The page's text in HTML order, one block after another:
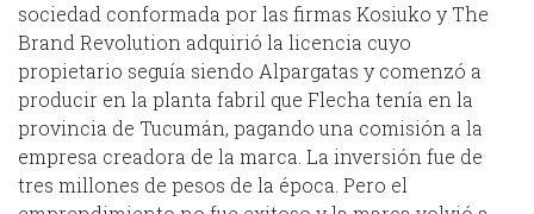
sociedad conformada por las firmas Kosiuko y The
Brand Revolution adquirió la licencia cuyo
propietario seguía siendo Alpargatas y comenzó a
producir en la planta fabril que Flecha tenía en la
provincia de Tucumán, pagando una comisión a la
empresa creadora de la marca. La inversión fue de
tres millones de pesos de la época. Pero el